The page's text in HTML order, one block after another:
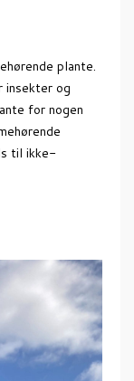
plante.
insekter og
for nogen
til ikke-